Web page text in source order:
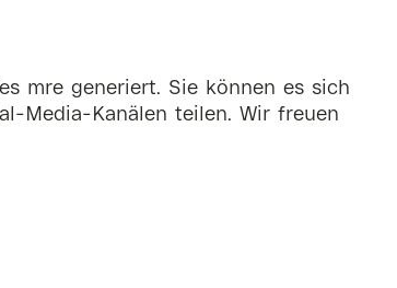
mre generiert. Sie können es sich
Media-Kanälen teilen. Wir freuen